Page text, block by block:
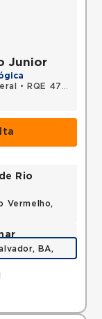
Junior
•
RQE 4789 - Urologia
Rio
Vermelho,
BA,